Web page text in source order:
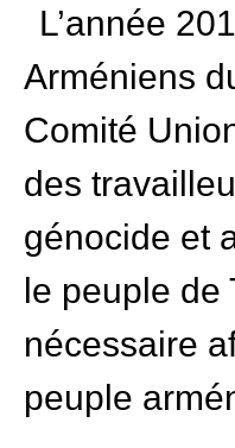
L’année
Arméniens
Comité
des
génocide et
le peuple de
nécessaire
peuple